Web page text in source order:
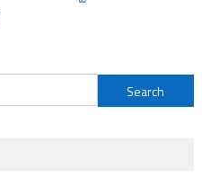
Search
for: